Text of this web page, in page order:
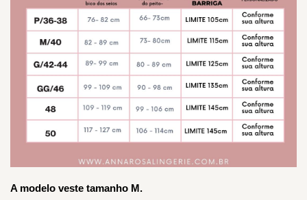
A modelo veste tamanho M.